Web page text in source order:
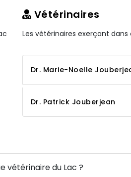
Vétérinaires
Les vétérinaires exerçant
Dr. Marie-Noelle
Dr. Patrick Jouberjean
vétérinaire du Lac ?